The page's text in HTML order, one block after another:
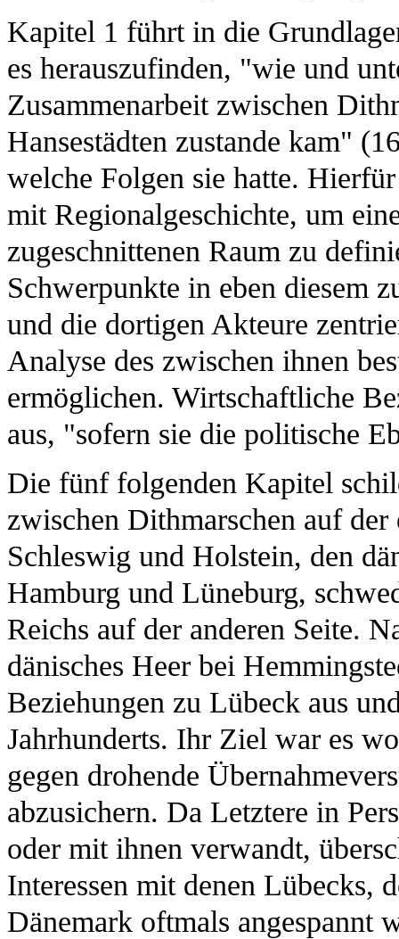
Kapitel 1 führt in die
es herauszufinden, "wie und
Zusammenarbeit zwischen
Hansestädten zustande kam"
welche Folgen sie hatte.
mit Regionalgeschichte, um
zugeschnittenen Raum zu
Schwerpunkte in eben diesem
und die dortigen Akteure
Analyse des zwischen ihnen
ermöglichen. Wirtschaftliche
aus, "sofern sie die politische
Die fünf folgenden Kapitel
zwischen Dithmarschen auf
Schleswig und Holstein, den
Hamburg und Lüneburg,
Reichs auf der anderen Seite.
dänisches Heer bei
Beziehungen zu Lübeck aus
Jahrhunderts. Ihr Ziel war es
gegen drohende
abzusichern. Da Letztere in
oder mit ihnen verwandt,
Interessen mit denen Lübecks,
Dänemark oftmals angespannt